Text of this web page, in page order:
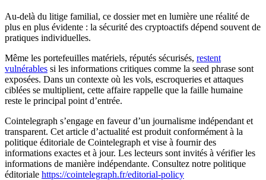
Au-delà du litige familial, ce dossier met en lumière une réalité de
plus en plus évidente : la sécurité des cryptoactifs dépend souvent de
pratiques individuelles.
Même les portefeuilles matériels, réputés sécurisés, restent
vulnérables si les informations critiques comme la seed phrase sont
exposées. Dans un contexte où les vols, escroqueries et attaques
ciblées se multiplient, cette affaire rappelle que la faille humaine
reste le principal point d’entrée.
Cointelegraph s’engage en faveur d’un journalisme indépendant et
transparent. Cet article d’actualité est produit conformément à la
politique éditoriale de Cointelegraph et vise à fournir des
informations exactes et à jour. Les lecteurs sont invités à vérifier les
informations de manière indépendante. Consultez notre politique
éditoriale https://cointelegraph.fr/editorial-policy